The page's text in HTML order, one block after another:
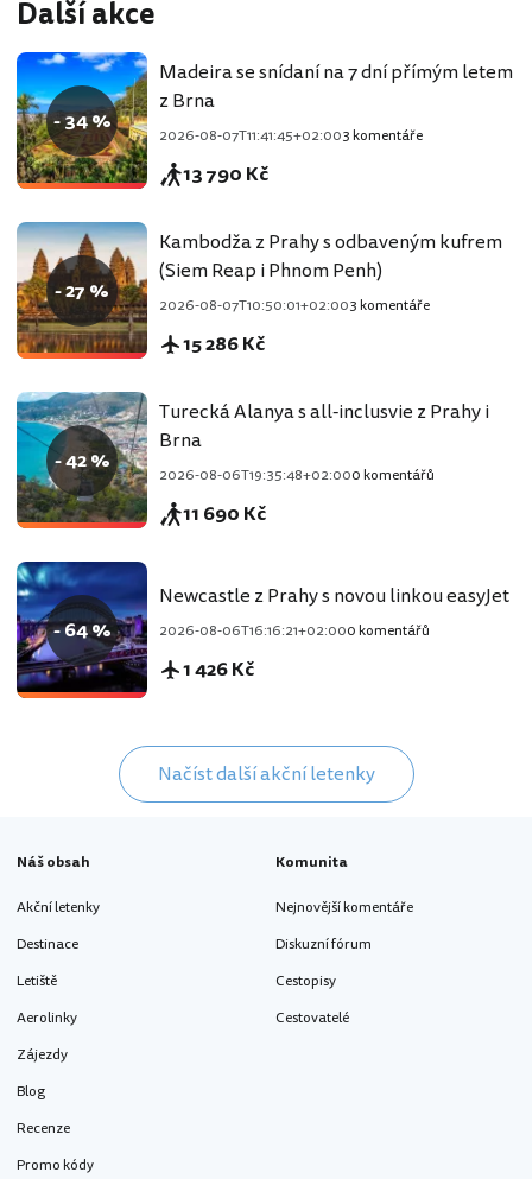
Další akce
- 34 %
Madeira se snídaní na 7 dní přímým letem
z Brna
2026-08-07T11:41:45+02:003 komentáře
13 790 Kč
- 27 %
Kambodža z Prahy s odbaveným kufrem
(Siem Reap i Phnom Penh)
2026-08-07T10:50:01+02:003 komentáře
15 286 Kč
- 42 %
Turecká Alanya s all-inclusvie z Prahy i
Brna
2026-08-06T19:35:48+02:000 komentářů
11 690 Kč
- 64 %
Newcastle z Prahy s novou linkou easyJet
2026-08-06T16:16:21+02:000 komentářů
1 426 Kč
Načíst další akční letenky
Náš obsah
Akční letenky
Destinace
Letiště
Aerolinky
Zájezdy
Blog
Recenze
Promo kódy
Komunita
Nejnovější komentáře
Diskuzní fórum
Cestopisy
Cestovatelé